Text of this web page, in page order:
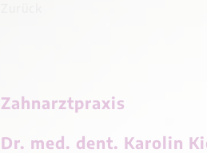
Zahnarztpraxis
Dr. med. dent. Karolin